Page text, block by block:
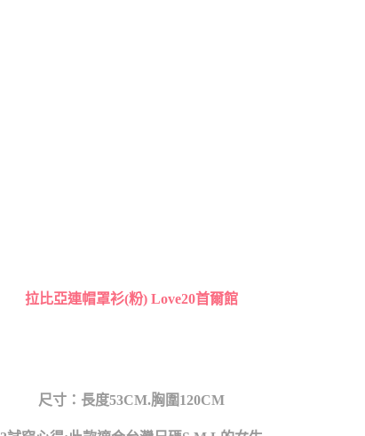
拉比亞連帽罩衫(粉) Love20首爾館
尺寸：長度53CM.胸圍120CM